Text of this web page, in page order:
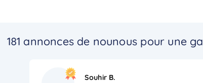
181 annonces de nounous pour une
Souhir B.